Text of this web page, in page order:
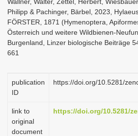
Philipp & Pachinger, Bärbel, 2023,
FÖRSTER, 1871 (Hymenoptera,
Österreich und weitere Wildbienen-
Burgenland, Linzer biologische Beiträge
661
publication
ID
https://doi.org/10.5281/
link to
original
document
https://doi.org/10.5281/